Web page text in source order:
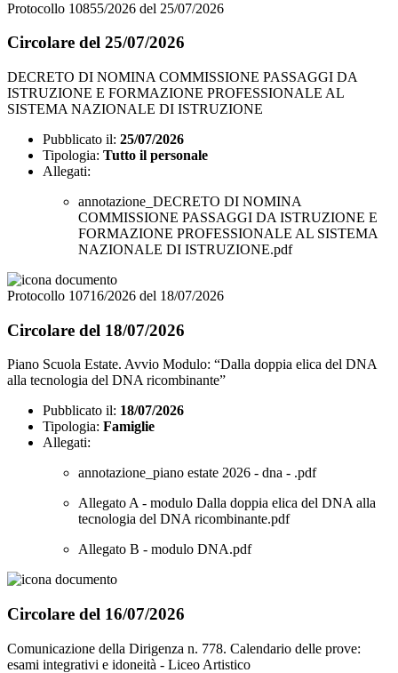
Protocollo 10855/2026 del 25/07/2026
Circolare del 25/07/2026
DECRETO DI NOMINA COMMISSIONE PASSAGGI DA
ISTRUZIONE E FORMAZIONE PROFESSIONALE AL
SISTEMA NAZIONALE DI ISTRUZIONE
Pubblicato il: 25/07/2026
Tipologia: Tutto il personale
Allegati:
annotazione_DECRETO DI NOMINA
COMMISSIONE PASSAGGI DA ISTRUZIONE E
FORMAZIONE PROFESSIONALE AL SISTEMA
NAZIONALE DI ISTRUZIONE.pdf
Protocollo 10716/2026 del 18/07/2026
Circolare del 18/07/2026
Piano Scuola Estate. Avvio Modulo: “Dalla doppia elica del DNA
alla tecnologia del DNA ricombinante”
Pubblicato il: 18/07/2026
Tipologia: Famiglie
Allegati:
annotazione_piano estate 2026 - dna - .pdf
Allegato A - modulo Dalla doppia elica del DNA alla
tecnologia del DNA ricombinante.pdf
Allegato B - modulo DNA.pdf
Circolare del 16/07/2026
Comunicazione della Dirigenza n. 778. Calendario delle prove:
esami integrativi e idoneità - Liceo Artistico